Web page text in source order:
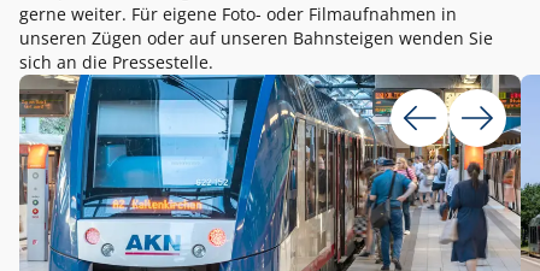
gerne weiter. Für eigene Foto- oder Filmaufnahmen in
unseren Zügen oder auf unseren Bahnsteigen wenden Sie
sich an die Pressestelle.